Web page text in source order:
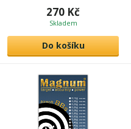
270 Kč
Skladem
Do košíku